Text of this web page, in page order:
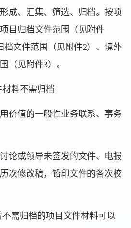
成、汇集、筛选、归档。按项
目归档文件范围（见附件
档文件范围（见附件2）、境外
（见附件3）。
料不需归档
用价值的一般性业务联系、事务
讨论或领导未签发的文件、电报
次修改稿，铅印文件的各次校
需归档的项目文件材料可以